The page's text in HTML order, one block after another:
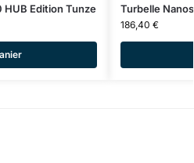
Edition Tunze Turbelle
186,40 €